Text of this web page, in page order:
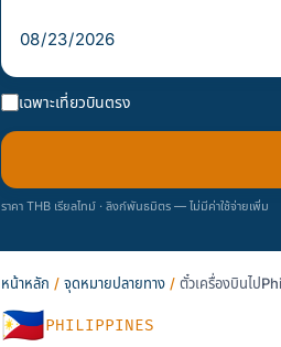
เฉพาะเที่ยวบินตรง
ราคา THB เรียลไทม์ · ลิงก์พันธมิตร — ไม่มีค่าใช้จ่ายเพิ่ม
หน้าหลัก / จุดหมายปลายทาง / ตั๋วเครื่องบินไป
🇵🇭PHILIPPINES